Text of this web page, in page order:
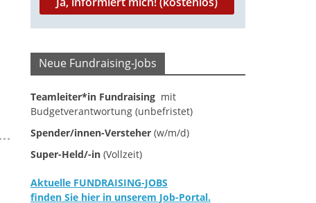
Neue Fundraising-Jobs
Teamleiter*in Fundraising mit
Budgetverantwortung (unbefristet)
Spender/innen-Versteher (w/m/d)
Super-Held/-in (Vollzeit)
Aktuelle FUNDRAISING-JOBS
finden Sie hier in unserem Job-Portal.